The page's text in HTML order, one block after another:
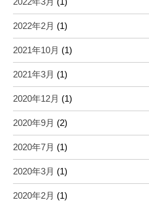
2022年2月 (1)
2021年10月 (1)
2021年3月 (1)
2020年12月 (1)
2020年9月 (2)
2020年7月 (1)
2020年3月 (1)
2020年2月 (1)